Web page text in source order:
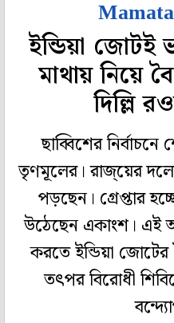
ইন্ডিয়া জোটই
মাথায় নিয়ে
দিল্লি
ছাব্বিশের
তৃণমূলের। রাজ্য়ের
পড়ছেন। গ্রেপ্তার
উঠেছেন একাংশ। এই
করতে ইন্ডিয়া
তৎপর বিরোধী